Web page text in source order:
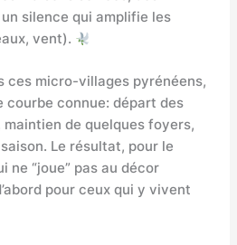
silence qui amplifie les
vent).
ces micro-villages pyrénéens,
courbe connue: départ des
de quelques foyers,
Le résultat, pour le
ne “joue” pas au décor
pour ceux qui y vivent